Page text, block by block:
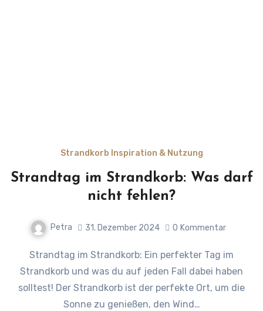
Strandkorb Inspiration & Nutzung
Strandtag im Strandkorb: Was darf
nicht fehlen?
Petra 31. Dezember 2024 0 Kommentar
Strandtag im Strandkorb: Ein perfekter Tag im
Strandkorb und was du auf jeden Fall dabei haben
solltest! Der Strandkorb ist der perfekte Ort, um die
Sonne zu genießen, den Wind…